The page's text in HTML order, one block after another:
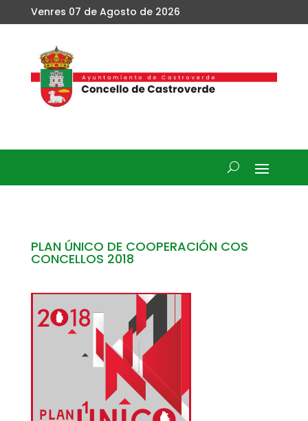
Venres 07 de Agosto de 2026
PLAN ÚNICO DE COOPERACIÓN COS
CONCELLOS 2018